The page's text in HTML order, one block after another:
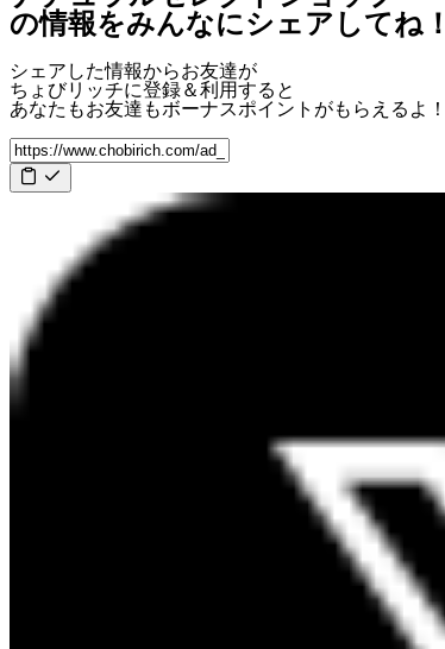
の情報をみんなにシェアしてね！
シェアした情報からお友達が
ちょびリッチに登録＆利用すると
あなたもお友達もボーナスポイント がもらえるよ！